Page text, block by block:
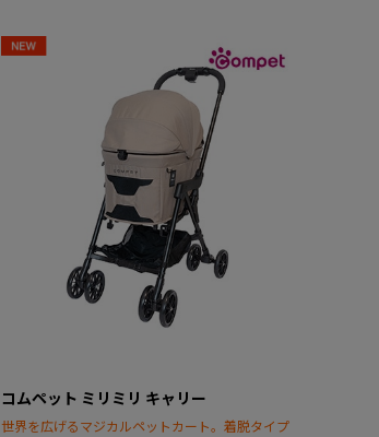
コムペット ミリミリ キャリー
世界を広げるマジカルペットカート。着脱タイプ